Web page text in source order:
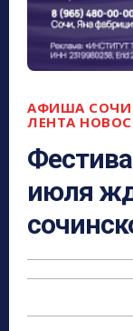
АФИША СОЧИ
ЛЕНТА
июля